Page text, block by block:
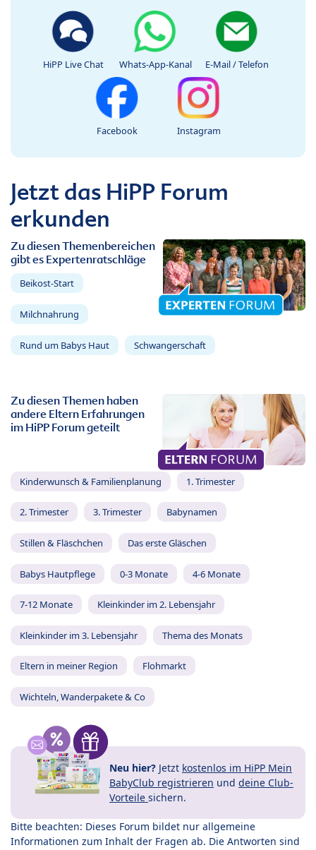
HiPP Live Chat Whats-App-Kanal E-Mail / Telefon
Facebook Instagram
Jetzt das HiPP Forum
erkunden
Zu diesen Themenbereichen
gibt es Expertenratschläge
Beikost-Start
Milchnahrung
Rund um Babys Haut Schwangerschaft
Zu diesen Themen haben
andere Eltern Erfahrungen
im HiPP Forum geteilt
Kinderwunsch & Familienplanung 1. Trimester
2. Trimester 3. Trimester Babynamen
Stillen & Fläschchen Das erste Gläschen
Babys Hautpflege 0-3 Monate 4-6 Monate
7-12 Monate Kleinkinder im 2. Lebensjahr
Kleinkinder im 3. Lebensjahr Thema des Monats
Eltern in meiner Region Flohmarkt
Wichteln, Wanderpakete & Co
Neu hier? Jetzt kostenlos im HiPP Mein
BabyClub registrieren und deine Club-
Vorteile sichern.
Bitte beachten: Dieses Forum bildet nur allgemeine
Informationen zum Inhalt der Fragen ab. Die Antworten sind